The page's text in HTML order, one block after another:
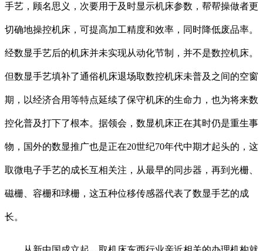
手艺，顾名思义，次要用于及时显示机床参数，帮帮操做者更
切确地操控机床，可提高加工精度和效率，同时降低废品率。
经数显手艺后的机床并未实现从动化节制，并不是数控机床。
但数显手艺填补了通俗机床退场取数控机床未普及之间的空窗
期，以经济合用等特点延续了保守机床的生命力，也为将来数
控化普及打下了根本。据领会，数显机床正在其时仍是重生事
物，国外的数显推广也是正在20世纪70年代中期才起头的，这
取微电子手艺的成长互相关注，从最早的同步器，再到光栅、
磁栅、容栅和球栅，这五种位移传感器代表了数显手艺的成
长。